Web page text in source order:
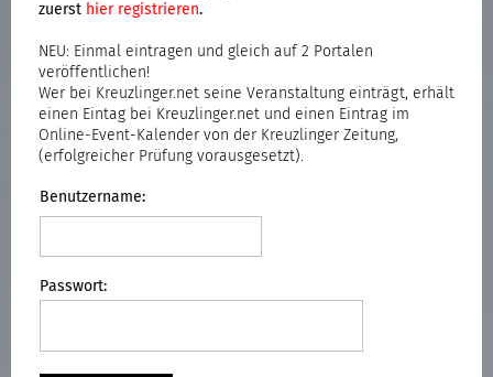
zuerst hier registrieren.
NEU: Einmal eintragen und gleich auf 2 Portalen
veröffentlichen!
Wer bei Kreuzlinger.net seine Veranstaltung einträgt, erhält
einen Eintag bei Kreuzlinger.net und einen Eintrag im
Online-Event-Kalender von der Kreuzlinger Zeitung,
(erfolgreicher Prüfung vorausgesetzt).
Benutzername:
Passwort: